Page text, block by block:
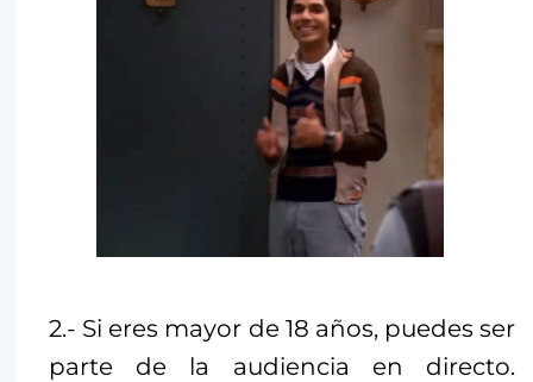
2.- Si eres mayor de 18 años, puedes ser
parte de la audiencia en directo.